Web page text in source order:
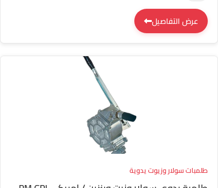
عرض التفاصيل
طلمبات سولار وزيوت يدوية